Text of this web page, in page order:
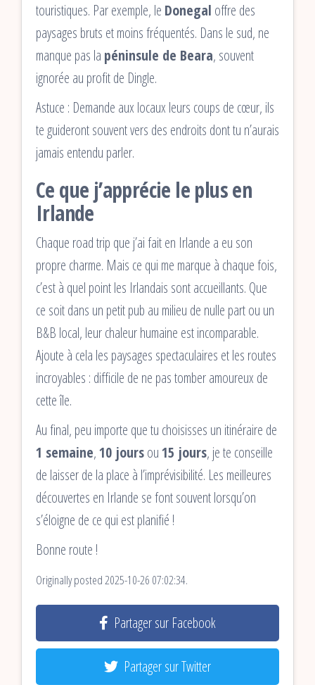
touristiques. Par exemple, le Donegal offre des
paysages bruts et moins fréquentés. Dans le sud, ne
manque pas la péninsule de Beara, souvent
ignorée au profit de Dingle.
Astuce : Demande aux locaux leurs coups de cœur, ils
te guideront souvent vers des endroits dont tu n’aurais
jamais entendu parler.
Ce que j’apprécie le plus en
Irlande
Chaque road trip que j’ai fait en Irlande a eu son
propre charme. Mais ce qui me marque à chaque fois,
c’est à quel point les Irlandais sont accueillants. Que
ce soit dans un petit pub au milieu de nulle part ou un
B&B local, leur chaleur humaine est incomparable.
Ajoute à cela les paysages spectaculaires et les routes
incroyables : difficile de ne pas tomber amoureux de
cette île.
Au final, peu importe que tu choisisses un itinéraire de
1 semaine,10 joursou15 jours, je te conseille
de laisser de la place à l’imprévisibilité. Les meilleures
découvertes en Irlande se font souvent lorsqu’on
s’éloigne de ce qui est planifié !
Bonne route !
Originally posted 2025-10-26 07:02:34.
Partager sur Facebook
Partager sur Twitter